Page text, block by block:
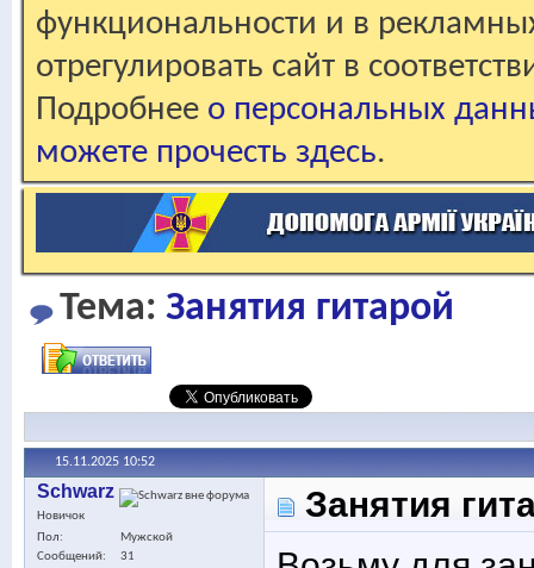
функциональности и в
отрегулировать сайт в
Подробнее о персональных
можете прочесть здесь.
Тема: Занятия гитарой
15.11.2025 10:52
Schwarz
Новичок
Пол
Мужской
Сообщений
31
Занятия